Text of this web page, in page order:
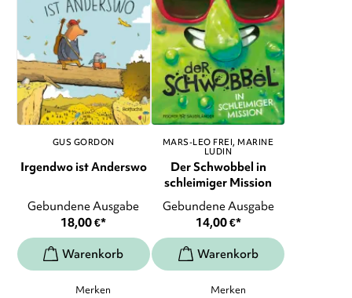
GUS GORDON
Irgendwo ist Anderswo
Gebundene Ausgabe
18,00€*
Merken
MARS-LEO FREI MARINE
LUDIN
Der Schwobbel in
schleimiger Mission
Gebundene Ausgabe
14,00€*
Merken